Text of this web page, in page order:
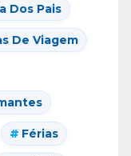
Dos Pais
De Viagem
Férias